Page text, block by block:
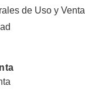
de Uso y Venta